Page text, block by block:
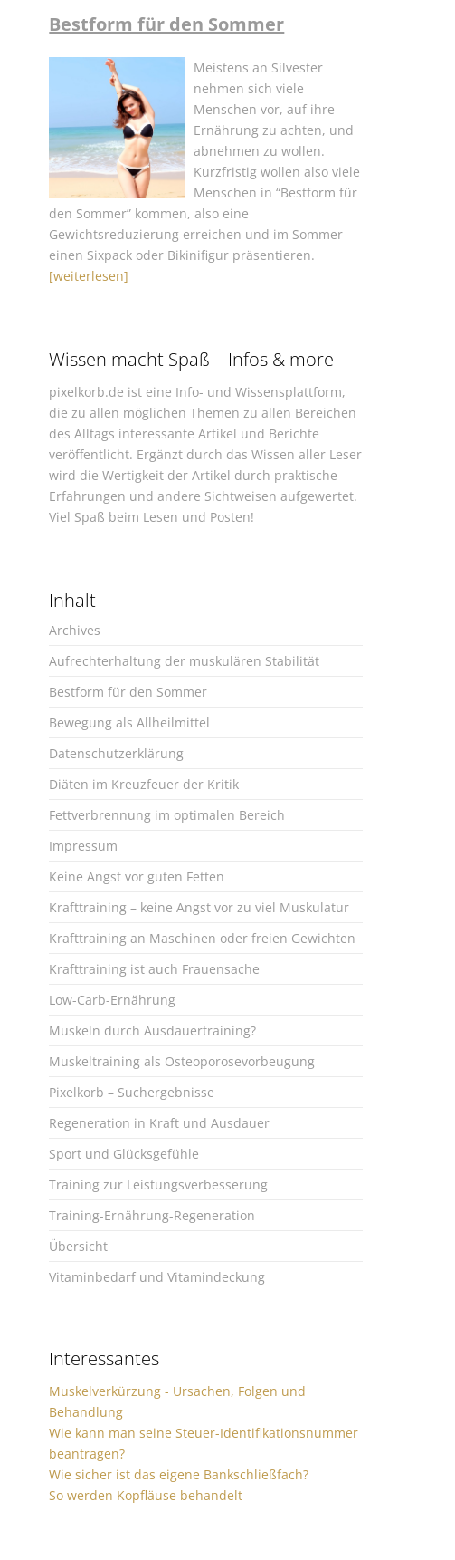
Bestform für den Sommer
Meistens an Silvester
nehmen sich viele
Menschen vor, auf ihre
Ernährung zu achten, und
abnehmen zu wollen.
Kurzfristig wollen also viele
Menschen in “Bestform für
den Sommer” kommen, also eine
Gewichtsreduzierung erreichen und im Sommer
einen Sixpack oder Bikinifigur präsentieren.
[weiterlesen]
Wissen macht Spaß – Infos & more
pixelkorb.de ist eine Info- und Wissensplattform,
die zu allen möglichen Themen zu allen Bereichen
des Alltags interessante Artikel und Berichte
veröffentlicht. Ergänzt durch das Wissen aller Leser
wird die Wertigkeit der Artikel durch praktische
Erfahrungen und andere Sichtweisen aufgewertet.
Viel Spaß beim Lesen und Posten!
Inhalt
Archives
Aufrechterhaltung der muskulären Stabilität
Bestform für den Sommer
Bewegung als Allheilmittel
Datenschutzerklärung
Diäten im Kreuzfeuer der Kritik
Fettverbrennung im optimalen Bereich
Impressum
Keine Angst vor guten Fetten
Krafttraining – keine Angst vor zu viel Muskulatur
Krafttraining an Maschinen oder freien Gewichten
Krafttraining ist auch Frauensache
Low-Carb-Ernährung
Muskeln durch Ausdauertraining?
Muskeltraining als Osteoporosevorbeugung
Pixelkorb – Suchergebnisse
Regeneration in Kraft und Ausdauer
Sport und Glücksgefühle
Training zur Leistungsverbesserung
Training-Ernährung-Regeneration
Übersicht
Vitaminbedarf und Vitamindeckung
Interessantes
Muskelverkürzung - Ursachen, Folgen und
Behandlung
Wie kann man seine Steuer-Identifikationsnummer
beantragen?
Wie sicher ist das eigene Bankschließfach?
So werden Kopfläuse behandelt